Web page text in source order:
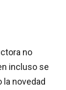
no
incluso se
la novedad